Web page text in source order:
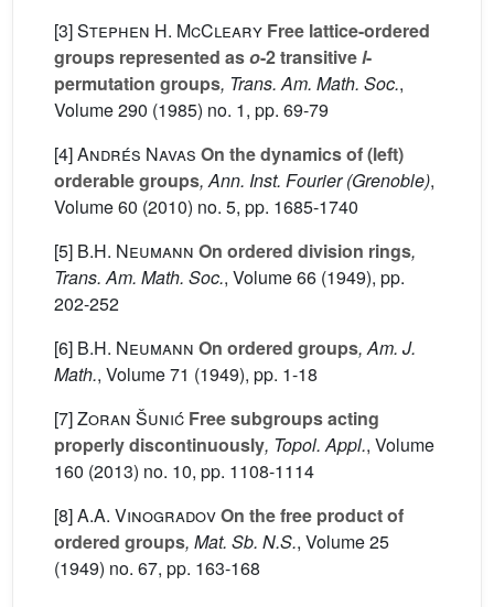
[3]Stephen H. McCleary Free lattice-ordered
groups represented aso-2 transitivel-
permutation groups, Trans. Am. Math. Soc.,
Volume 290 (1985) no. 1, pp. 69-79
[4]Andrés Navas On the dynamics of (left)
orderable groups, Ann. Inst. Fourier (Grenoble),
Volume 60 (2010) no. 5, pp. 1685-1740
[5] B.H. Neumann On ordered division rings,
Trans. Am. Math. Soc., Volume 66 (1949), pp.
202-252
[6] B.H. Neumann On ordered groups, Am. J.
Math., Volume 71 (1949), pp. 1-18
[7]Zoran Šunić Free subgroups acting
properly discontinuously, Topol. Appl., Volume
160 (2013) no. 10, pp. 1108-1114
[8]A.A. VinogradovOn the free product of
ordered groups, Mat. Sb. N.S., Volume 25
(1949) no. 67, pp. 163-168